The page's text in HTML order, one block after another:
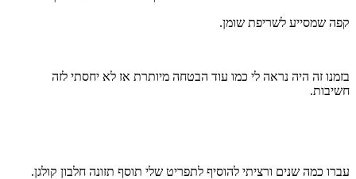
קפה שמסייע לשריפת שומן.
בזמנו זה היה נראה לי כמו עוד הבטחה מיותרת אז לא יחסתי לזה
חשיבות.
עברו כמה שנים ורציתי להוסיף לתפריט שלי תוסף תזונה חלבון קולגן.